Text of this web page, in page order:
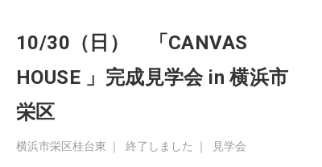
10/30（日） 「CANVAS
HOUSE 」完成見学会 in 横浜市
栄区
横浜市栄区桂台東 終了しました 見学会